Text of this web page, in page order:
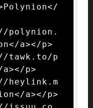
polynion.
a></p>
tawk.to/p
p>
heylink.m
a></p>